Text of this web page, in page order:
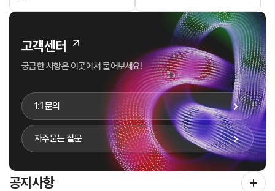
고객센터
궁금한 사항은 이곳에서 물어보세요!
1:1 문의
자주묻는 질문
공지사항